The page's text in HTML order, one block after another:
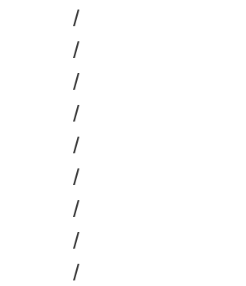
/
/
/
/
/
/
/
/
/